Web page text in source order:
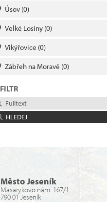
Úsov (0)
Velké Losiny (0)
Vikýřovice (0)
Zábřeh na Moravě (0)
FILTR
Fulltext
HLEDEJ
Město Jeseník
Masarykovo nám. 167/1
790 01 Jeseník